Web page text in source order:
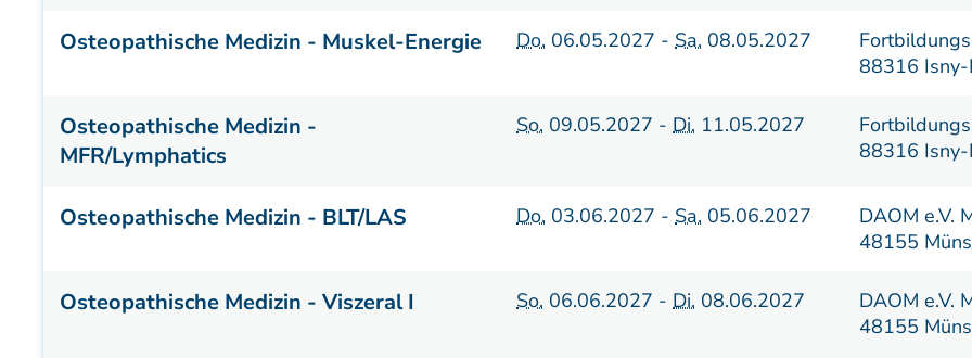
Osteopathische Medizin - Muskel-Energie Do. 06.05.2027 -Sa. 08.05.2027
88316 Isny-
Osteopathische Medizin -
MFR/Lymphatics
So. 09.05.2027 -Di. 11.05.2027
88316 Isny-
Osteopathische Medizin - BLT/LAS Do. 03.06.2027 -Sa. 05.06.2027
DAOM e.V.
48155
Osteopathische Medizin - Viszeral I So. 06.06.2027 -Di. 08.06.2027
DAOM e.V.
48155